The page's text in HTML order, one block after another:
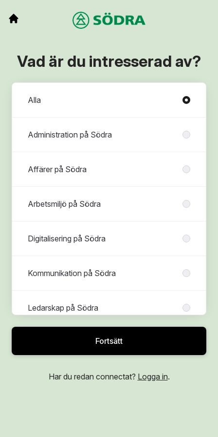
Vad är du intresserad av?
Avdelningar
Alla
Administration på Södra
Affärer på Södra
Arbetsmiljö på Södra
Digitalisering på Södra
Kommunikation på Södra
Ledarskap på Södra
Produktion på Södra
Projektledning på Södra
Fortsätt
Har du redan connectat? Logga in.